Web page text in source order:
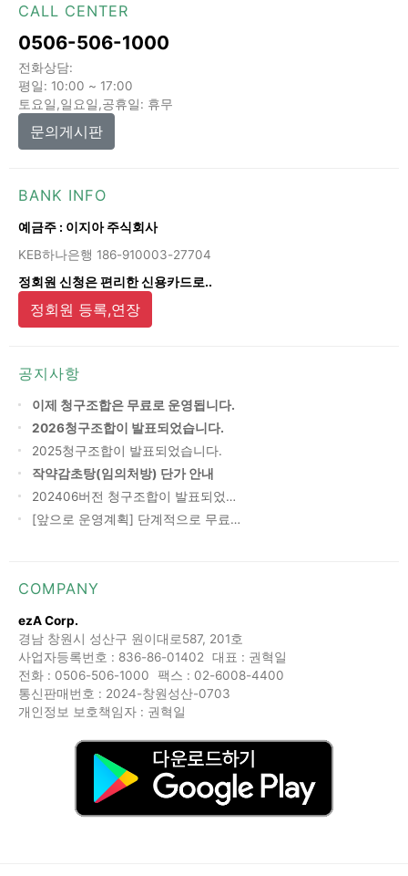
CALL CENTER
0506-506-1000
전화상담:
평일: 10:00 ~ 17:00
토요일,일요일,공휴일: 휴무
문의게시판
BANK INFO
예금주 : 이지아 주식회사
KEB하나은행 186-910003-27704
정회원 신청은 편리한 신용카드로..
정회원 등록,연장
공지사항
이제 청구조합은 무료로 운영됩니다.
2026청구조합이 발표되었습니다.
2025청구조합이 발표되었습니다.
작약감초탕(임의처방) 단가 안내
202406버전 청구조합이 발표되었…
[앞으로 운영계획] 단계적으로 무료…
COMPANY
ezA Corp.
경남 창원시 성산구 원이대로587, 201호
사업자등록번호 : 836-86-01402
대표 : 권혁일
전화 : 0506-506-1000
팩스 : 02-6008-4400
통신판매번호 : 2024-창원성산-0703
개인정보 보호책임자 : 권혁일